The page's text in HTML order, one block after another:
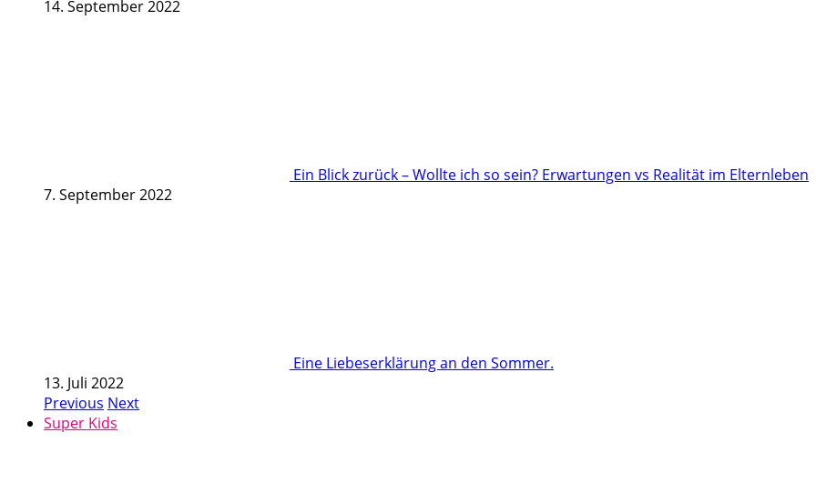
14. September 2022
Ein Blick zurück – Wollte ich so sein? Erwartungen vs Realität im Elternleben
7. September 2022
Eine Liebeserklärung an den Sommer.
13. Juli 2022
Previous Next
Super Kids